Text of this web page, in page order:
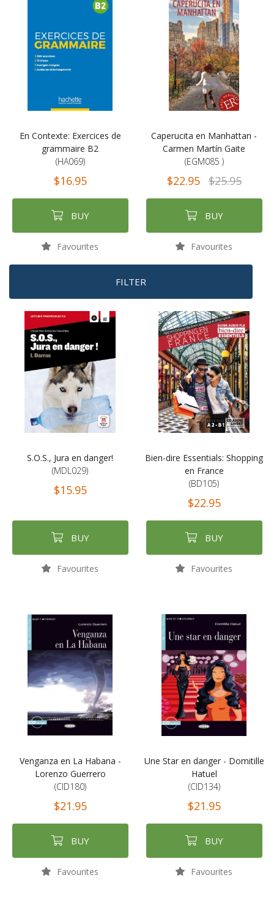
En Contexte: Exercices de
grammaire B2
(HA069)
$16.95
BUY
Favourites
Caperucita en Manhattan -
Carmen Martín Gaite
(EGM085 )
$22.95 $25.95
BUY
Favourites
FILTER
S.O.S., Jura en danger!
(MDL029)
$15.95
BUY
Favourites
Bien-dire Essentials: Shopping
en France
(BD105)
$22.95
BUY
Favourites
Venganza en La Habana -
Lorenzo Guerrero
(CID180)
$21.95
BUY
Favourites
Une Star en danger - Domitille
Hatuel
(CID134)
$21.95
BUY
Favourites